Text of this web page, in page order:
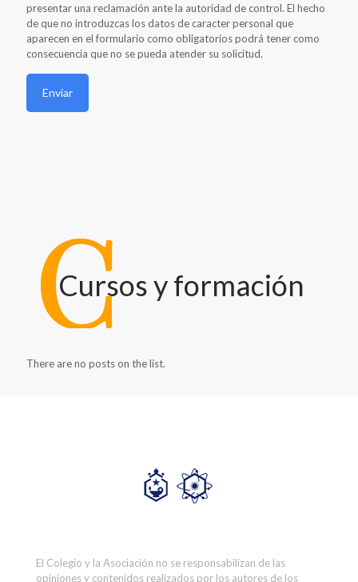
presentar una reclamación ante la autoridad de control. El hecho
de que no introduzcas los datos de caracter personal que
aparecen en el formulario como obligatorios podrá tener como
consecuencia que no se pueda atender su solicitud.
Cursos y formación
There are no posts on the list.
El Colegio y la Asociación no se responsabilizan de las
opiniones y contenidos realizados por los autores de los